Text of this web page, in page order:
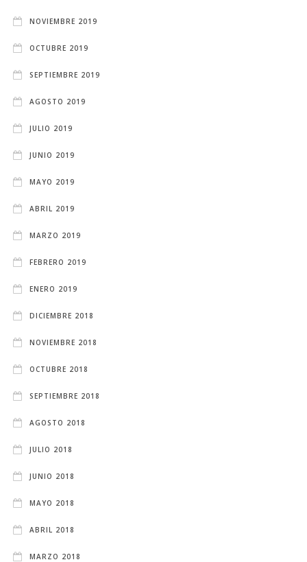
NOVIEMBRE 2019
OCTUBRE 2019
SEPTIEMBRE 2019
AGOSTO 2019
JULIO 2019
JUNIO 2019
MAYO 2019
ABRIL 2019
MARZO 2019
FEBRERO 2019
ENERO 2019
DICIEMBRE 2018
NOVIEMBRE 2018
OCTUBRE 2018
SEPTIEMBRE 2018
AGOSTO 2018
JULIO 2018
JUNIO 2018
MAYO 2018
ABRIL 2018
MARZO 2018